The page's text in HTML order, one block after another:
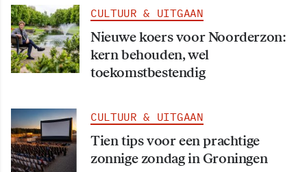
CULTUUR & UITGAAN
Nieuwe koers voor Noorderzon:
kern behouden, wel
toekomstbestendig
CULTUUR & UITGAAN
Tien tips voor een prachtige
zonnige zondag in Groningen